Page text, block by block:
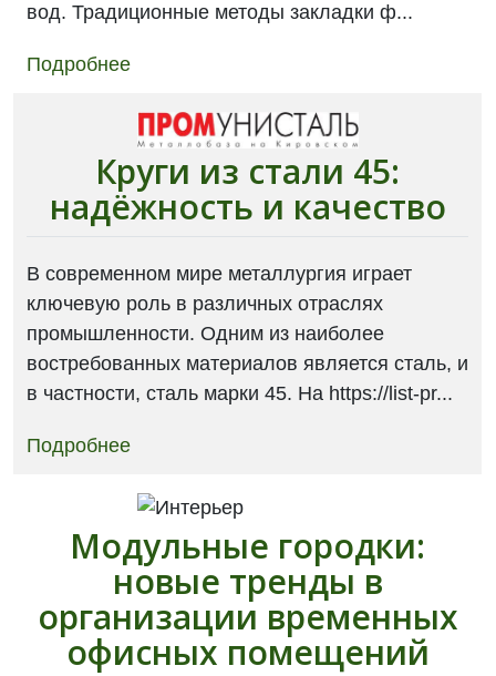
вод. Традиционные методы закладки ф...
Подробнее
Круги из стали 45:
надёжность и качество
В современном мире металлургия играет
ключевую роль в различных отраслях
промышленности. Одним из наиболее
востребованных материалов является сталь, и
в частности, сталь марки 45. На https://list-pr...
Подробнее
Модульные городки:
новые тренды в
организации временных
офисных помещений